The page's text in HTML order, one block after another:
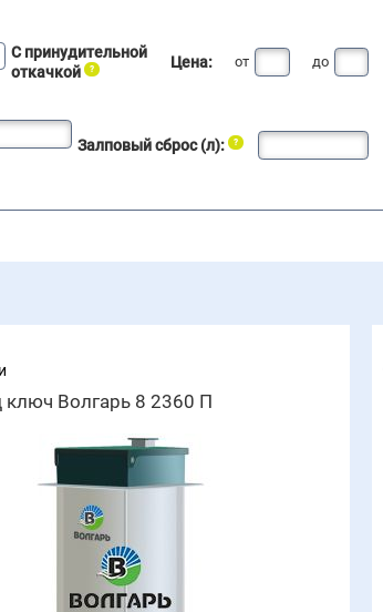
С принудительной
откачкой
Цена: от до
Залповый сброс (л):
ключ Волгарь 8 2360 П